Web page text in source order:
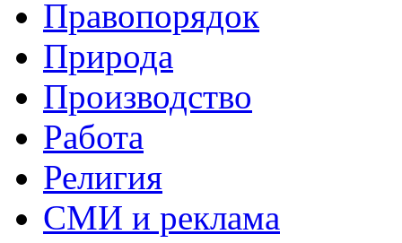
Правопорядок
Природа
Производство
Работа
Религия
СМИ и реклама